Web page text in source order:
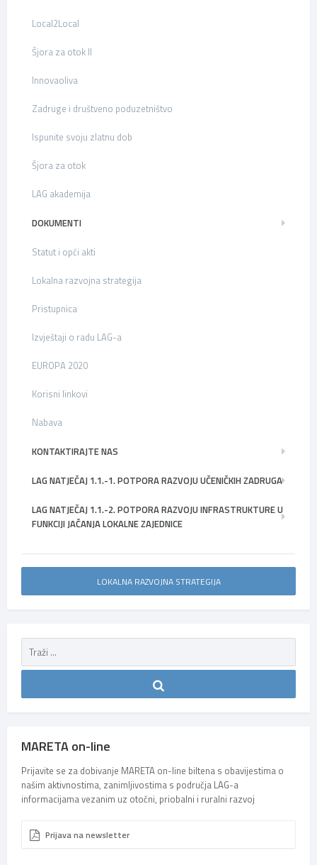
Local2Local
Šjora za otok II
Innovaoliva
Zadruge i društveno poduzetništvo
Ispunite svoju zlatnu dob
Šjora za otok
LAG akademija
DOKUMENTI
Statut i opći akti
Lokalna razvojna strategija
Pristupnica
Izvještaji o radu LAG-a
EUROPA 2020
Korisni linkovi
Nabava
KONTAKTIRAJTE NAS
LAG NATJEČAJ 1.1.-1. POTPORA RAZVOJU UČENIČKIH ZADRUGA
LAG NATJEČAJ 1.1.-2. POTPORA RAZVOJU INFRASTRUKTURE U
FUNKCIJI JAČANJA LOKALNE ZAJEDNICE
LOKALNA RAZVOJNA STRATEGIJA
MARETA on-line
Prijavite se za dobivanje MARETA on-line biltena s obavijestima o
našim aktivnostima, zanimljivostima s područja LAG-a
informacijama vezanim uz otočni, priobalni i ruralni razvoj
Prijava na newsletter